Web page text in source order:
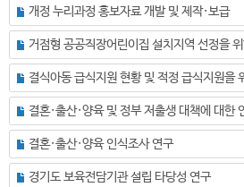
개정 누리과정 홍보자료 개발 및 제작·보급
거점형 공공직장어린이집 설치지역 선정을
결식아동 급식지원 현황 및 적정 급식지원을
결혼·출산·양육 및 정부 저출생 대책에 대한
결혼·출산·양육 인식조사 연구
경기도 보육전담기관 설립 타당성 연구